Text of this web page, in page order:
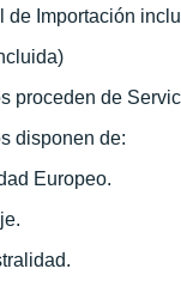
de Importación
proceden de
disponen de:
Europeo.